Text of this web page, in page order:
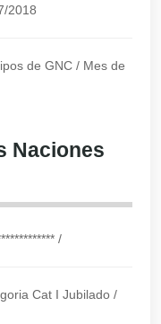
2018
de GNC / Mes de
Naciones
/
Cat I Jubilado /